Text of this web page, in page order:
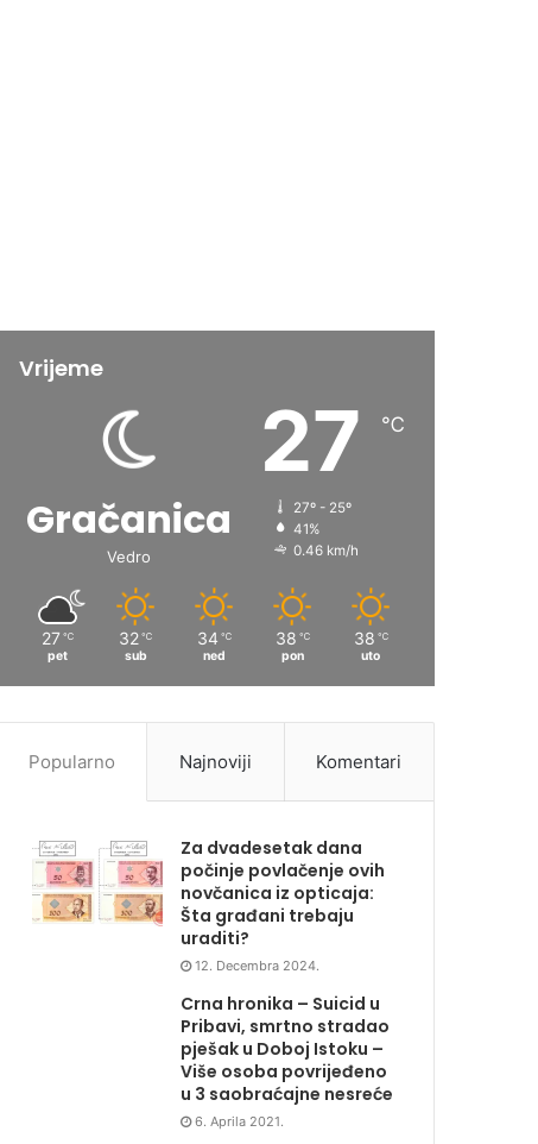
Vrijeme
Gračanica
Vedro
27 ℃
27º - 25º
41%
0.46 km/h
27 ℃
pet
32 ℃
sub
34 ℃
ned
38 ℃
pon
38 ℃
uto
Popularno Najnoviji Komentari
Za dvadesetak dana
počinje povlačenje ovih
novčanica iz opticaja:
Šta građani trebaju
uraditi?
12. Decembra 2024.
Crna hronika – Suicid u
Pribavi, smrtno stradao
pješak u Doboj Istoku –
Više osoba povrijeđeno
u 3 saobraćajne nesreće
6. Aprila 2021.